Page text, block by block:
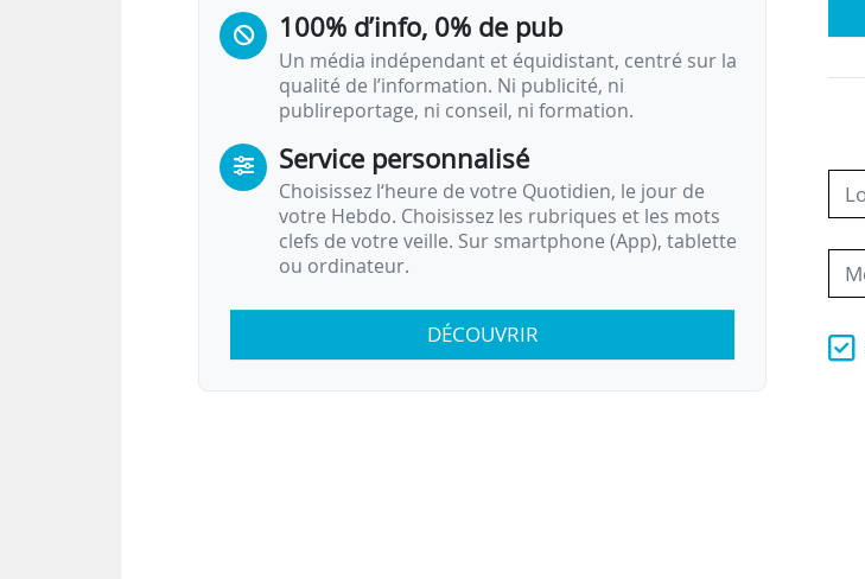
100% d’info, 0% de pub
Un média indépendant et équidistant, centré sur la
qualité de l’information. Ni publicité, ni
publireportage, ni conseil, ni formation.
Service personnalisé
Choisissez l‘heure de votre Quotidien, le jour de
votre Hebdo. Choisissez les rubriques et les mots
clefs de votre veille. Sur smartphone (App), tablette
ou ordinateur.
DÉCOUVRIR